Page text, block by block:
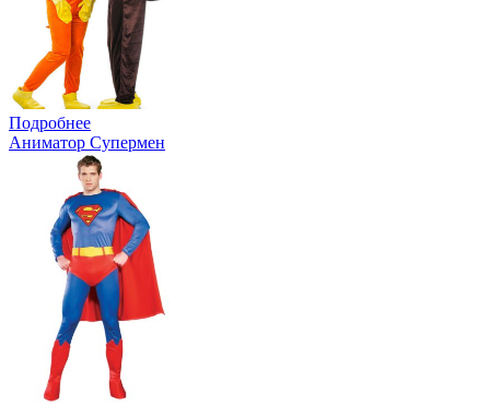
Подробнее
Аниматор Супермен